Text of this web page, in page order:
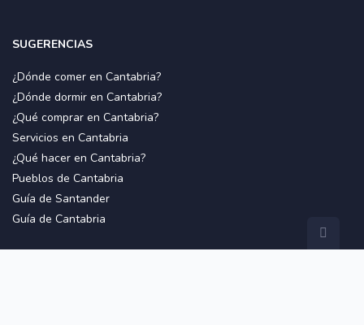
SUGERENCIAS
¿Dónde comer en Cantabria?
¿Dónde dormir en Cantabria?
¿Qué comprar en Cantabria?
Servicios en Cantabria
¿Qué hacer en Cantabria?
Pueblos de Cantabria
Guía de Santander
Guía de Cantabria